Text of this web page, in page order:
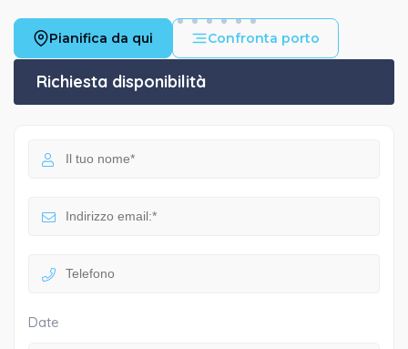
Pianifica da qui Confronta porto
Richiesta disponibilità
Date